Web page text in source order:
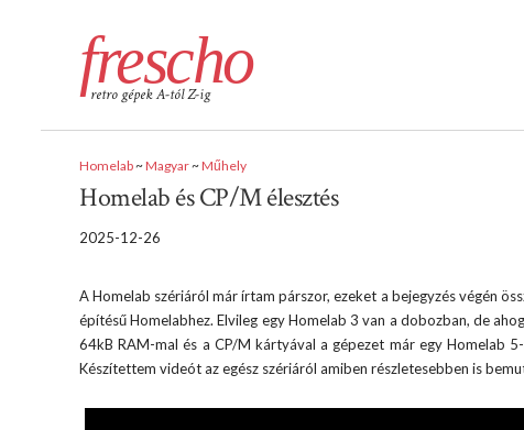
frescho
retro gépek A-tól Z-ig
Homelab~Magyar~Műhely
Homelab és CP/M élesztés
2025-12-26
A Homelab szériáról már írtam párszor, ezeket a bejegyzés végén
építésű Homelabhez. Elvileg egy Homelab 3 van a dobozban, de
64kB RAM-mal és a CP/M kártyával a gépezet már egy Homelab
Készítettem videót az egész szériáról amiben részletesebben is